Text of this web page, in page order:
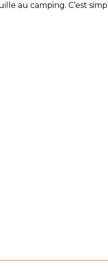
au camping. C’est